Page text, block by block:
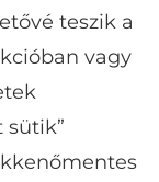
teszik a
vagy
sütik”